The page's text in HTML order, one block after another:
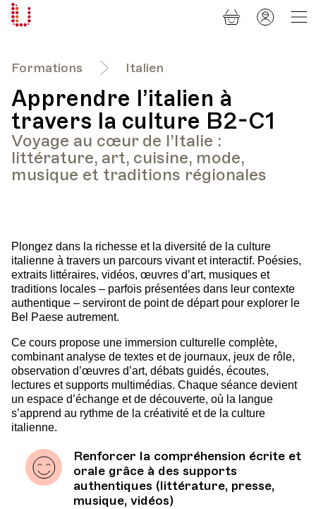
Formations Italien
Apprendre l’italien à
travers la culture B2-C1
Voyage au cœur de l’Italie :
littérature, art, cuisine, mode,
musique et traditions régionales
Plongez dans la richesse et la diversité de la culture
italienne à travers un parcours vivant et interactif. Poésies,
extraits littéraires, vidéos, œuvres d’art, musiques et
traditions locales – parfois présentées dans leur contexte
authentique – serviront de point de départ pour explorer le
Bel Paese autrement.
Ce cours propose une immersion culturelle complète,
combinant analyse de textes et de journaux, jeux de rôle,
observation d’œuvres d’art, débats guidés, écoutes,
lectures et supports multimédias. Chaque séance devient
un espace d’échange et de découverte, où la langue
s’apprend au rythme de la créativité et de la culture
italienne.
Renforcer la compréhension écrite et
orale grâce à des supports
authentiques (littérature, presse,
musique, vidéos)
Panier
Mon